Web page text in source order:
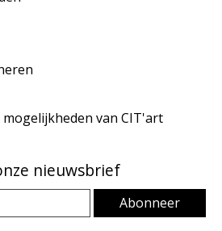
mogelijkheden van CIT'art
nieuwsbrief
Abonneer